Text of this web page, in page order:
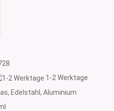
1-2 Werktage
Edelstahl, Aluminium